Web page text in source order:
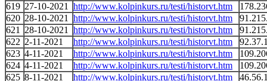
619 27-10-2021 http://www.kolpinkurs.ru/testi/historvt.htm
620 28-10-2021 http://www.kolpinkurs.ru/testi/historvt.htm
621
28-10-2021 http://www.kolpinkurs.ru/testi/historvt.htm
622 2-11-2021 http://www.kolpinkurs.ru/testi/historvt.htm
623 4-11-2021 http://www.kolpinkurs.ru/testi/historvt.htm
624 4-11-2021 http://www.kolpinkurs.ru/testi/historvt.htm
625 8-11-2021 http://www.kolpinkurs.ru/testi/historvt.htm